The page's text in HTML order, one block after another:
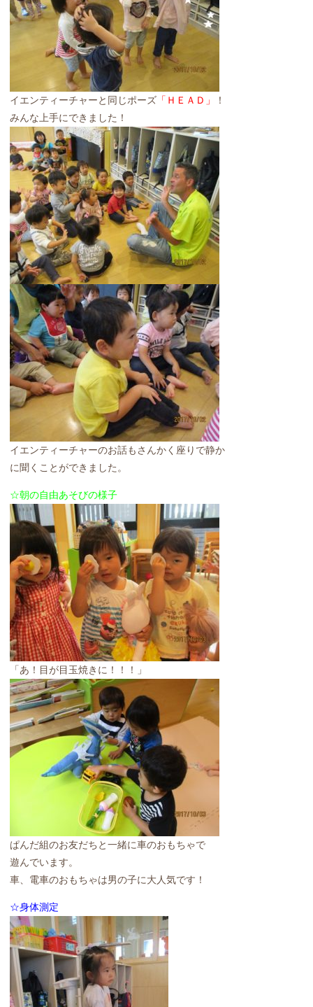
イエンティーチャーと同じポーズ 「ＨＥＡＤ」
！
みんな上手にできました！
イエンティーチャーのお話もさんかく座りで静か
に聞くことができました。
☆朝の自由あそびの様子
「あ！目が目玉焼きに！！！」
ぱんだ組のお友だちと一緒に車のおもちゃで
遊んでいます。
車、電車のおもちゃは男の子に大人気です！
☆身体測定